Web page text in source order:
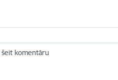
šeit komentāru